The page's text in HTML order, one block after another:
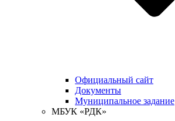
Официальный сайт
Документы
Муниципальное задание
МБУК «РДК»